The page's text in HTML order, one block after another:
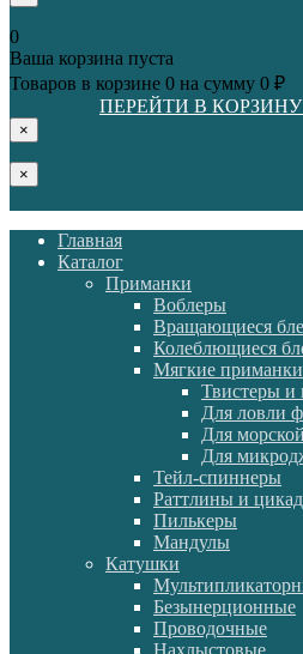
0
Ваша корзина пуста
Товаров в корзине 0 на сумму 0 ₽
ПЕРЕЙТИ В КОРЗИНУ
×
×
Главная
Каталог
Приманки
Воблеры
Вращающиеся
Колеблющиеся
Мягкие приманки
Твистеры и
Для ловли
Для
Для
Тейл-спиннеры
Раттлины и
Пилькеры
Мандулы
Катушки
Безынерционные
Проводочные
Нахлыстовые